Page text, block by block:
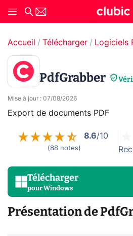
Accueil Télécharger Logiciels
PdfGrabber
Mise à jour : 07/08/2026
Export de documents PDF
8.6/10
(88 notes)
Télécharger
pourWindows
Présentation de